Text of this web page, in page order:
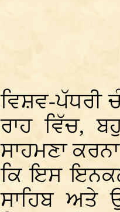
ਵਿਸ਼ਵ-ਪੱਧਰੀ
ਰਾਹ ਵਿੱਚ,
ਸਾਹਮਣਾ
ਕਿ ਇਸ
ਸਾਹਿਬ ਅਤੇ